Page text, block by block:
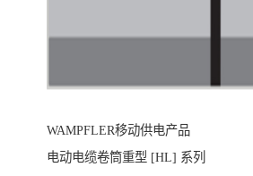
WAMPFLER移动供电产品
电动电缆卷筒重型 [HL] 系列